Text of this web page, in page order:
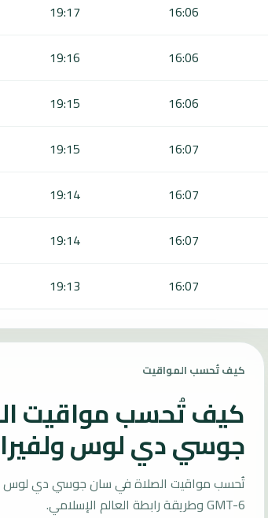
16:06
19:17
16:06
19:16
16:06
19:15
16:07
19:15
16:07
19:14
16:07
19:14
16:07
19:13
كيف تُحسب المواقيت
كيف تُحسب مواقيت
جوسي دي لوس ولفيرا
تُحسب مواقيت الصلاة في سان جوسي دي لوس
GMT-6 وطريقة رابطة العالم الإسلامي.